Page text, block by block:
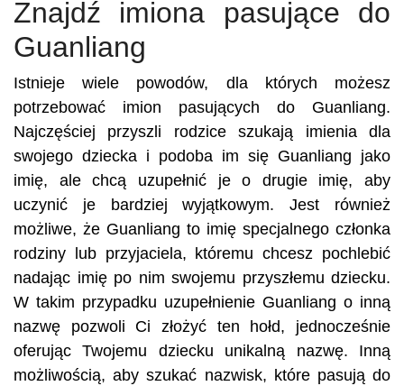
Znajdź imiona pasujące do
Guanliang
Istnieje wiele powodów, dla których możesz
potrzebować imion pasujących do Guanliang.
Najczęściej przyszli rodzice szukają imienia dla
swojego dziecka i podoba im się Guanliang jako
imię, ale chcą uzupełnić je o drugie imię, aby
uczynić je bardziej wyjątkowym. Jest również
możliwe, że Guanliang to imię specjalnego członka
rodziny lub przyjaciela, któremu chcesz pochlebić
nadając imię po nim swojemu przyszłemu dziecku.
W takim przypadku uzupełnienie Guanliang o inną
nazwę pozwoli Ci złożyć ten hołd, jednocześnie
oferując Twojemu dziecku unikalną nazwę. Inną
możliwością, aby szukać nazwisk, które pasują do